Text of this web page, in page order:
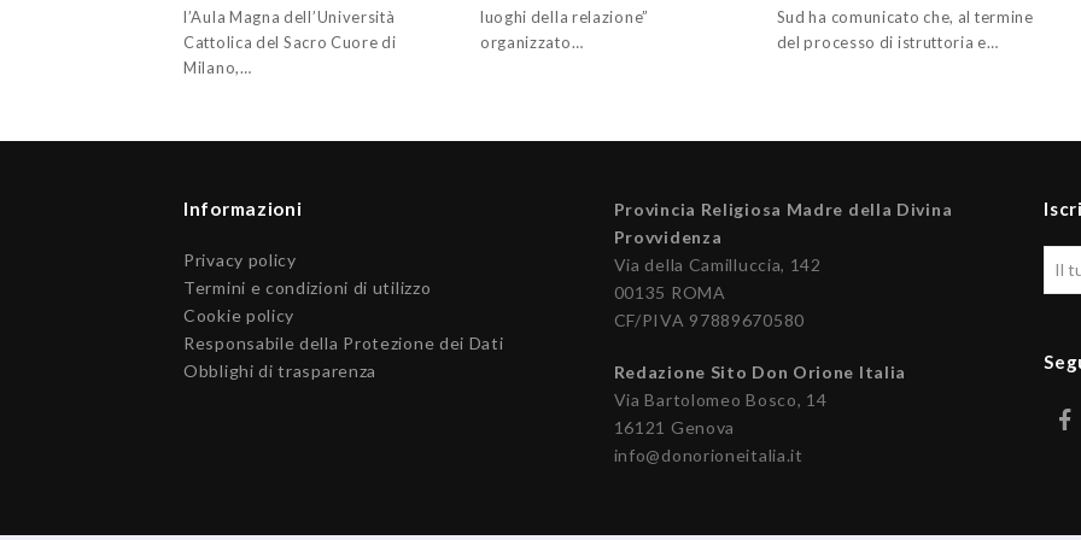
l’Aula Magna dell’Università
Cattolica del Sacro Cuore di
Milano,…
luoghi della relazione”
organizzato…
Sud ha comunicato che, al termine
del processo di istruttoria e…
Informazioni
Privacy policy
Termini e condizioni di utilizzo
Cookie policy
Responsabile della Protezione dei Dati
Obblighi di trasparenza
Provincia Religiosa Madre della Divina
Provvidenza
Via della Camilluccia, 142
00135 ROMA
CF/PIVA 97889670580
Redazione Sito Don Orione Italia
Via Bartolomeo Bosco, 14
16121 Genova
info@donorioneitalia.it